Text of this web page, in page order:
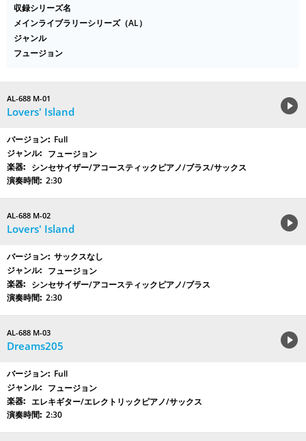
収録シリーズ名
メインライブラリーシリーズ（AL）
ジャンル
フュージョン
AL-688 M-01
Lovers' Island
Full
フュージョン
シンセサイザー/アコースティックピアノ/ブラス/サックス
2:30
AL-688 M-02
Lovers' Island
サックスなし
フュージョン
シンセサイザー/アコースティックピアノ/ブラス
2:30
AL-688 M-03
Dreams205
Full
フュージョン
エレキギター/エレクトリックピアノ/サックス
2:30